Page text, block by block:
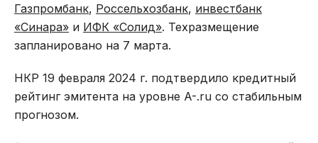
Газпромбанк, Россельхозбанк, инвестбанк
«Синара» и ИФК «Солид». Техразмещение
запланировано на 7 марта.
НКР 19 февраля 2024 г. подтвердило кредитный
рейтинг эмитента на уровне A-.ru со стабильным
прогнозом.